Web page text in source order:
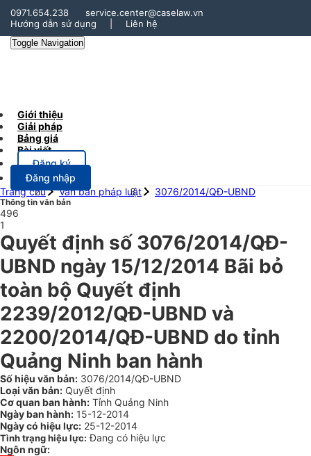
0971.654.238
service.center@caselaw.vn
Hướng dẫn sử dụng
Liên hệ
Toggle Navigation
Giới thiệu
Giải pháp
Bảng giá
Bài viết
Đăng ký
Đăng nhập
Trang chủ
Văn bản pháp luật 3076/2014/QĐ-UBND
Thông tin văn bản
496
1
Quyết định số 3076/2014/QĐ-
UBND ngày 15/12/2014 Bãi bỏ
toàn bộ Quyết định
2239/2012/QĐ-UBND và
2200/2014/QĐ-UBND do tỉnh
Quảng Ninh ban hành
Số hiệu văn bản: 3076/2014/QĐ-UBND
Loại văn bản: Quyết định
Cơ quan ban hành: Tỉnh Quảng Ninh
Ngày ban hành: 15-12-2014
Ngày có hiệu lực: 25-12-2014
Tình trạng hiệu lực: Đang có hiệu lực
Ngôn ngữ: